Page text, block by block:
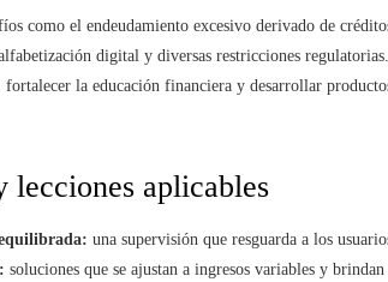
como el endeudamiento excesivo derivado de
digital y diversas restricciones
la educación financiera y desarrollar
lecciones aplicables
una supervisión que resguarda a los
soluciones que se ajustan a ingresos variables y